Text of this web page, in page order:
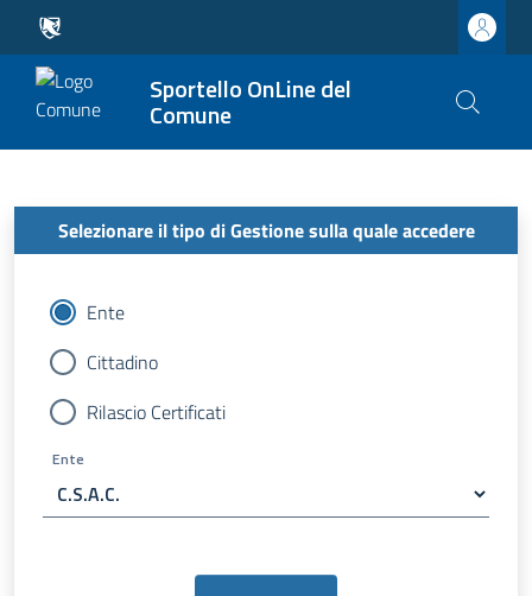
Sportello OnLine del
Comune
Selezionare il tipo di Gestione sulla quale accedere
Ente
Cittadino
Rilascio Certificati
Ente